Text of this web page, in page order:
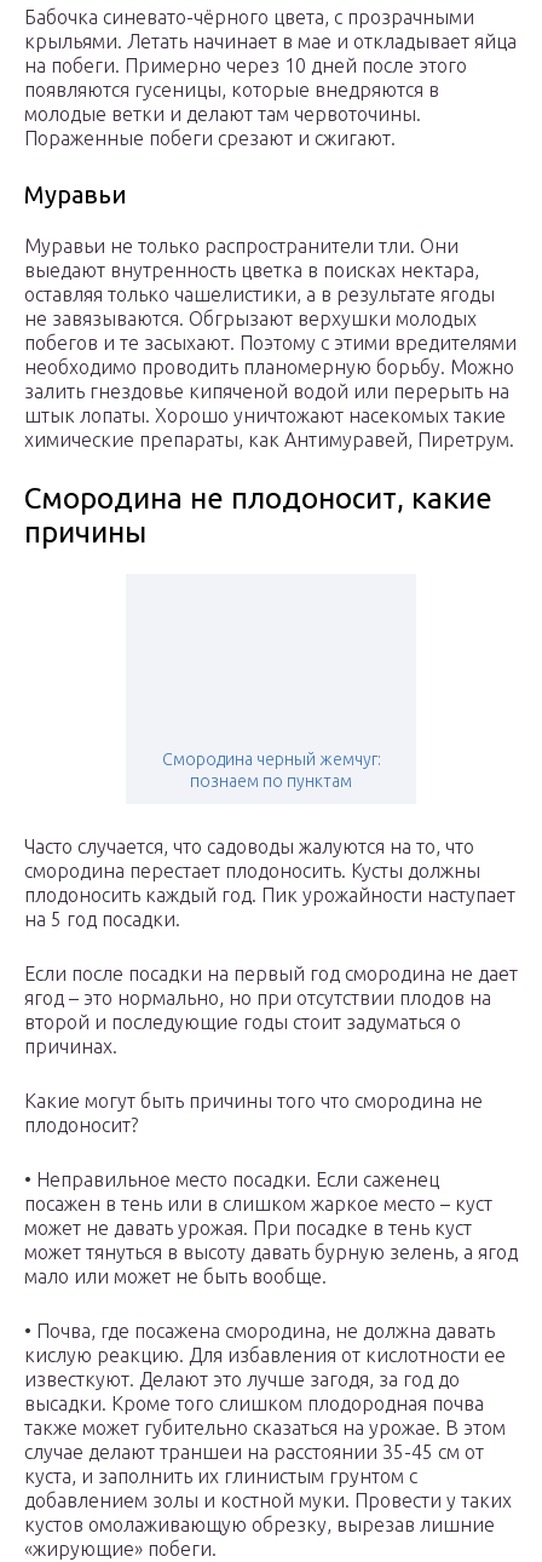
Бабочка синевато-чёрного цвета, с прозрачными
крыльями. Летать начинает в мае и откладывает яйца
на побеги. Примерно через 10 дней после этого
появляются гусеницы, которые внедряются в
молодые ветки и делают там червоточины.
Пораженные побеги срезают и сжигают.
Муравьи
Муравьи не только распространители тли. Они
выедают внутренность цветка в поисках нектара,
оставляя только чашелистики, а в результате ягоды
не завязываются. Обгрызают верхушки молодых
побегов и те засыхают. Поэтому с этими вредителями
необходимо проводить планомерную борьбу. Можно
залить гнездовье кипяченой водой или перерыть на
штык лопаты. Хорошо уничтожают насекомых такие
химические препараты, как Антимуравей, Пиретрум.
Смородина не плодоносит, какие
причины
Смородина черный жемчуг:
познаем по пунктам
Часто случается, что садоводы жалуются на то, что
смородина перестает плодоносить. Кусты должны
плодоносить каждый год. Пик урожайности наступает
на 5 год посадки.
Если после посадки на первый год смородина не дает
ягод – это нормально, но при отсутствии плодов на
второй и последующие годы стоит задуматься о
причинах.
Какие могут быть причины того что смородина не
плодоносит?
• Неправильное место посадки. Если саженец
посажен в тень или в слишком жаркое место – куст
может не давать урожая. При посадке в тень куст
может тянуться в высоту давать бурную зелень, а ягод
мало или может не быть вообще.
• Почва, где посажена смородина, не должна давать
кислую реакцию. Для избавления от кислотности ее
известкуют. Делают это лучше загодя, за год до
высадки. Кроме того слишком плодородная почва
также может губительно сказаться на урожае. В этом
случае делают траншеи на расстоянии 35-45 см от
куста, и заполнить их глинистым грунтом с
добавлением золы и костной муки. Провести у таких
кустов омолаживающую обрезку, вырезав лишние
«жирующие» побеги.